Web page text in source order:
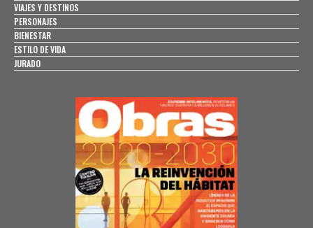
VIAJES Y DESTINOS
PERSONAJES
BIENESTAR
ESTILO DE VIDA
JURADO